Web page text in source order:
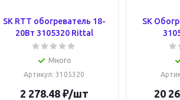
SK RTT обогреватель 18-
20Вт 3105320 Rittal
Много
Артикул: 3105320
2 278.48₽/шт
SK
20